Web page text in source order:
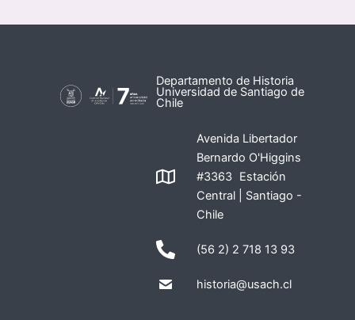
Departamento de Historia
Universidad de Santiago de
Chile
Avenida Libertador
Bernardo O'Higgins
#3363 Estación
Central | Santiago -
Chile
(56 2) 2 718 13 93
historia@usach.cl